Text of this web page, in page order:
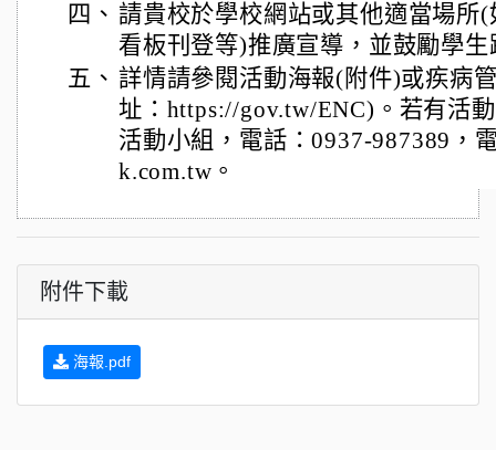
四、 請貴校於學校網站或其他適當場所
看板刊登等)推廣宣導，並鼓勵學
五、 詳情請參閱活動海報(附件)或疾病
址：https://gov.tw/ENC)。若有活
活動小組，電話：0937-987389，
k.com.tw。
附件下載
海報.pdf